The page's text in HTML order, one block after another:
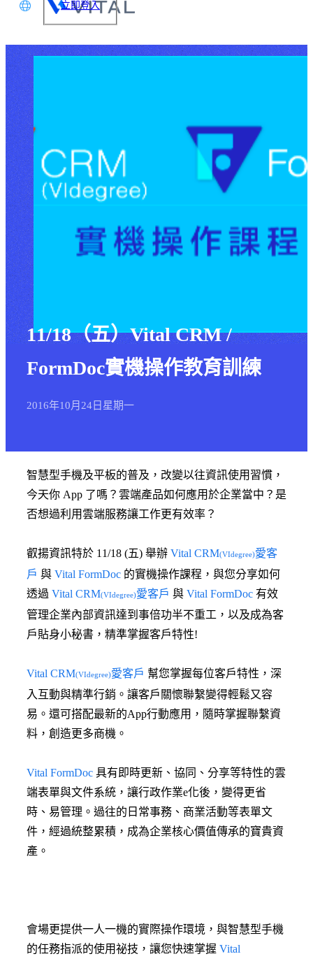
語
中文
立即登入
11/18（五）Vital CRM /
FormDoc實機操作教育訓練
2016年10月 24日 星期一
智慧型手機及平板的普及，改變以往資訊使用習慣，
今天你 App 了嗎？雲端產品如何應用於企業當中？是
否想過利用雲端服務讓工作更有效率？
叡揚資訊特於 11/18 (五) 舉辦 Vital CRM(VIdegree)愛客
戶 與 Vital FormDoc 的實機操作課程，與您分享如何
透過 Vital CRM(VIdegree)愛客戶 與 Vital FormDoc 有效
管理企業內部資訊達到事倍功半不重工，以及成為客
戶貼身小秘書，精準掌握客戶特性!
Vital CRM(VIdegree)愛客戶 幫您掌握每位客戶特性，深
入互動與精準行銷。讓客戶關懷聯繫變得輕鬆又容
易。還可搭配最新的App行動應用，隨時掌握聯繫資
料，創造更多商機。
Vital FormDoc 具有即時更新、協同、分享等特性的雲
端表單與文件系統，讓行政作業e化後，變得更省
時、易管理。過往的日常事務、商業活動等表單文
件，經過統整累積，成為企業核心價值傳承的寶貴資
產。
會場更提供一人一機的實際操作環境，與智慧型手機
的任務指派的使用祕技，讓您快速掌握 Vital